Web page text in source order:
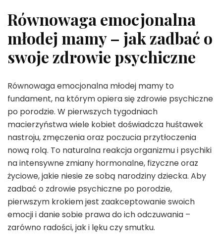
Równowaga emocjonalna
młodej mamy – jak zadbać o
swoje zdrowie psychiczne
Równowaga emocjonalna młodej mamy to
fundament, na którym opiera się zdrowie psychiczne
po porodzie. W pierwszych tygodniach
macierzyństwa wiele kobiet doświadcza huśtawek
nastroju, zmęczenia oraz poczucia przytłoczenia
nową rolą. To naturalna reakcja organizmu i psychiki
na intensywne zmiany hormonalne, fizyczne oraz
życiowe, jakie niesie ze sobą narodziny dziecka. Aby
zadbać o zdrowie psychiczne po porodzie,
pierwszym krokiem jest zaakceptowanie swoich
emocji i danie sobie prawa do ich odczuwania –
zarówno radości, jak i lęku czy smutku.